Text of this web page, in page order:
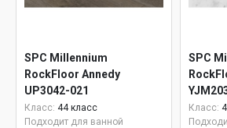
SPC Millennium
RockFloor Annedy
UP3042-021
Класс: 44 класс
Подходит для ванной
SPC
Класс: